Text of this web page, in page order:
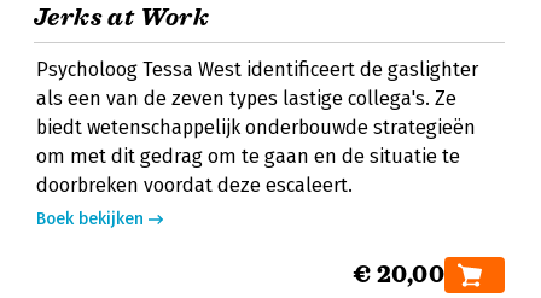
Jerks at Work
Psycholoog Tessa West identificeert de gaslighter
als een van de zeven types lastige collega's. Ze
biedt wetenschappelijk onderbouwde strategieën
om met dit gedrag om te gaan en de situatie te
doorbreken voordat deze escaleert.
Boek bekijken
€ 20,00